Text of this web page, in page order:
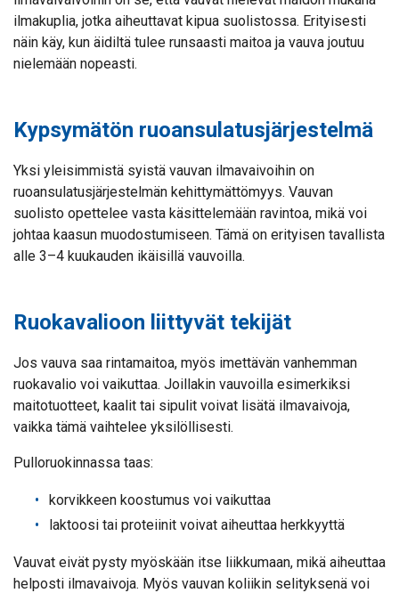
ilmakuplia, jotka aiheuttavat kipua suolistossa. Erityisesti
näin käy, kun äidiltä tulee runsaasti maitoa ja vauva joutuu
nielemään nopeasti.
Kypsymätön ruoansulatusjärjestelmä
Yksi yleisimmistä syistä vauvan ilmavaivoihin on
ruoansulatusjärjestelmän kehittymättömyys. Vauvan
suolisto opettelee vasta käsittelemään ravintoa, mikä voi
johtaa kaasun muodostumiseen. Tämä on erityisen tavallista
alle 3–4 kuukauden ikäisillä vauvoilla.
Ruokavalioon liittyvät tekijät
Jos vauva saa rintamaitoa, myös imettävän vanhemman
ruokavalio voi vaikuttaa. Joillakin vauvoilla esimerkiksi
maitotuotteet, kaalit tai sipulit voivat lisätä ilmavaivoja,
vaikka tämä vaihtelee yksilöllisesti.
Pulloruokinnassa taas:
korvikkeen koostumus voi vaikuttaa
laktoosi tai proteiinit voivat aiheuttaa herkkyyttä
Vauvat eivät pysty myöskään itse liikkumaan, mikä aiheuttaa
helposti ilmavaivoja. Myös vauvan koliikin selityksenä voi